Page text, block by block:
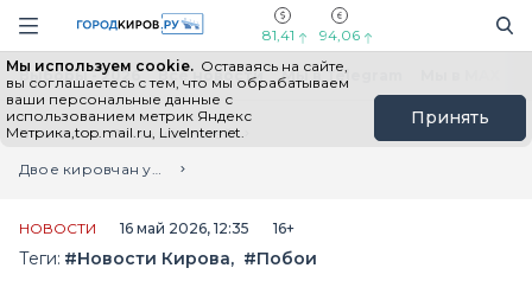
Навигация сайта
81,41 94,06
Мы используем cookie. Оставаясь на сайте,
вы соглашаетесь с тем, что мы обрабатываем
ваши персональные данные с
использованием метрик Яндекс
Метрика,top.mail.ru, LiveInternet.
Принять
Выборы - 2026 Все новости Мы в Telegram
Главная
Лента новостей
Двое кировчан устроили кулачные бои в одном из кафе
НОВОСТИ 16 май 2026, 12:35 16+
Теги: #Новости Кирова #Побои